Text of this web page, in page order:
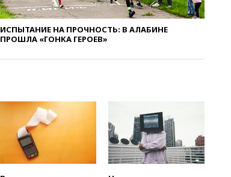
10:57Оверчук заявил о
сокращении товарооборота
России и Армении на две
кишечную палочку в бургерах
пяти популярных сетей
фастфуда
СКР рассматривает три
ИСПЫТАНИЕ НА ПРОЧНОСТЬ: В АЛАБИНЕ
ПРОШЛА «ГОНКА ГЕРОЕВ»